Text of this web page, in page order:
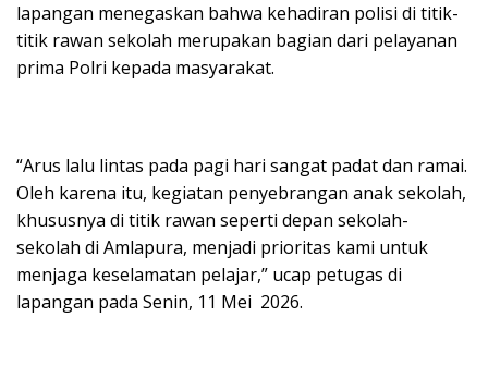
lapangan menegaskan bahwa kehadiran polisi di titik-
titik rawan sekolah merupakan bagian dari pelayanan
prima Polri kepada masyarakat.
“Arus lalu lintas pada pagi hari sangat padat dan ramai.
Oleh karena itu, kegiatan penyebrangan anak sekolah,
khususnya di titik rawan seperti depan sekolah-
sekolah di Amlapura, menjadi prioritas kami untuk
menjaga keselamatan pelajar,” ucap petugas di
lapangan pada Senin, 11 Mei 2026.